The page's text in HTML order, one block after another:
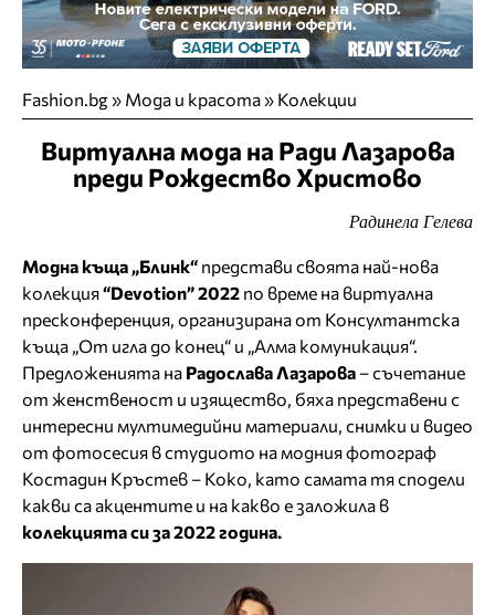
Fashion.bg» Мода и красота» Колекции
Виртуална мода на Ради Лазарова
преди Рождество Христово
Радинела Гелева
Модна къща „Блинк“ представи своята най-нова
колекция“Devotion” 2022 по време на виртуална
пресконференция, организирана от Консултантска
къща „От игла до конец“ и „Алма комуникация“.
Предложенията на Радослава Лазарова – съчетание
от женственост и изящество, бяха представени с
интересни мултимедийни материали, снимки и видео
от фотосесия в студиото на модния фотограф
Костадин Кръстев – Коко, като самата тя сподели
какви са акцентите и на какво е заложила в
колекцията си за 2022 година.